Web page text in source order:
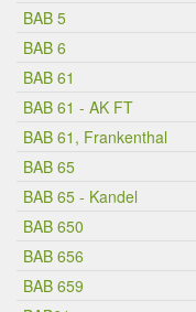
BAB 5
BAB 6
BAB 61
BAB 61 - AK FT
BAB 61, Frankenthal
BAB 65
BAB 65 - Kandel
BAB 650
BAB 656
BAB 659